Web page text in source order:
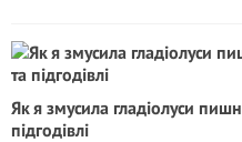
Як я змусила гладіолуси
підгодівлі